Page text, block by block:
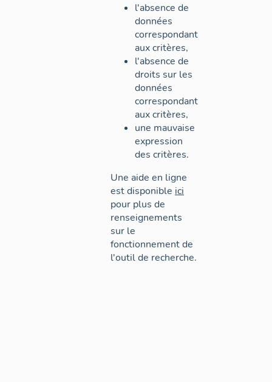
l'absence de
données
correspondant
aux critères,
l'absence de
droits sur les
données
correspondant
aux critères,
une mauvaise
expression
des critères.
Une aide en ligne
est disponible ici
pour plus de
renseignements
sur le
fonctionnement de
l'outil de recherche.